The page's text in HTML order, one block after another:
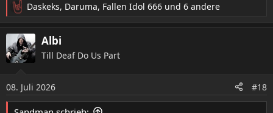
R
e
a
k
t
n
e
Daskeks, Daruma, Fallen Idol 666 und 6 andere
Albi
Till Deaf Do Us Part
08. Juli 2026 #18